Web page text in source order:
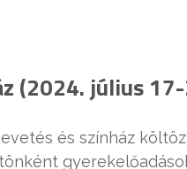
(2024. július
és színház